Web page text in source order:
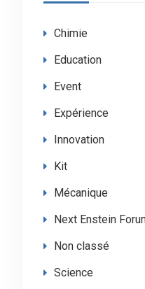
Chimie
Education
Event
Expérience
Innovation
Kit
Mécanique
Next Enstein
Non classé
Science